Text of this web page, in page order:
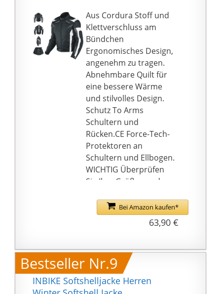
Aus Cordura Stoff und
Klettverschluss am
Bündchen
Ergonomisches Design,
angenehm zu tragen.
Abnehmbare Quilt für
eine bessere Wärme
und stilvolles Design.
Schutz To Arms
Schultern und
Rücken.CE Force-Tech-
Protektoren an
Schultern und Ellbogen.
WICHTIG Überprüfen
Sie Ihre Größe vor dem
Bei Amazon kaufen*
63,90 €
Bestseller Nr.9
INBIKE Softshelljacke Herren